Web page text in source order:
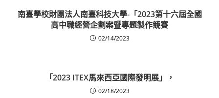
南臺學校財團法人南臺科技大學-「2023第十六屆全國
高中職經營企劃案暨專題製作競賽
02/14/2023
「2023 ITEX馬來西亞國際發明展」，
02/18/2023